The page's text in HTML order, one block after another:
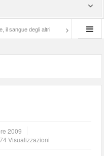
altri Lotta di classe… tra
2009
Visualizzazioni